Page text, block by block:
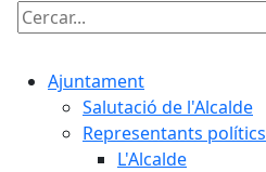
Cercar:
Ajuntament
Salutació de l'Alcalde
Representants polítics
L'Alcalde